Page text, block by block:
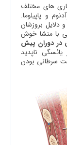
های مختلف
و پاپیلوما.
دلایل بروزشان
با منشا خوش
در دوران پیش
یائسگی ناپدید
سرطانی بودن